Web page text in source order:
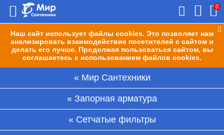
Наш сайт использует файлы cookies. Это позволяет нам
анализировать взаимодействие посетителей с сайтом и
делать его лучше. Продолжая пользоваться сайтом, вы
соглашаетесь с использованием файлов cookies.
0
Мир Сантехники
Запорная арматура
Сетчатые фильтры